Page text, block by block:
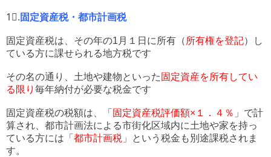
1⃣. 固定資産税・都市計画税
固定資産税は、その年の1月１日に所有（ 所有権を登記）し
ている方に課せられる地方税です
その名の通り、土地や建物といった 固定資産を所有してい
る限り 毎年納付が必要な税金です
固定資産税の税額は、「 固定資産税評価額×１．４％ 」で計
算され、都市計画法による市街化区域内に土地や家を持っ
ている方には「 都市計画税 」という税金も別途課税されま
す。